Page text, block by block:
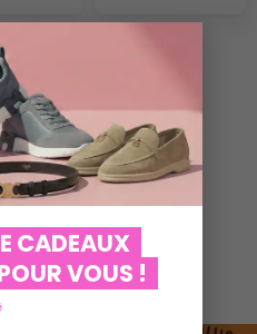
de nous
CADEAUX
VOUS !